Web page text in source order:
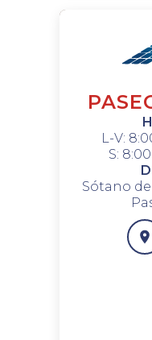
L-V:
S:
Sótano